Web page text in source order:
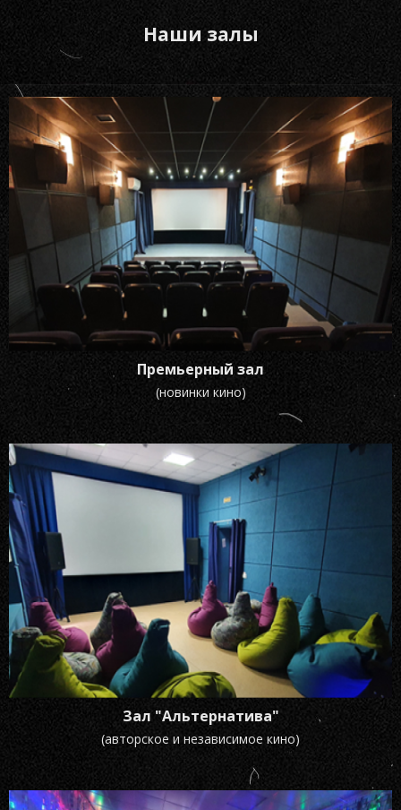
Наши залы
Премьерный зал
(новинки кино)
Зал "Альтернатива"
(авторское и независимое кино)